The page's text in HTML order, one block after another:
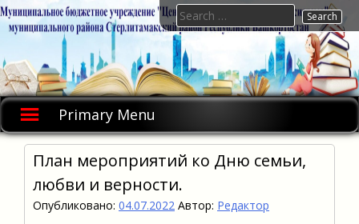
Skip
to
Primary Menu
Search
for:
План мероприятий ко Дню семьи,
любви и верности.
Опубликовано: 04.07.2022 Автор: Редактор